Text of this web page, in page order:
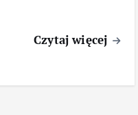
Czytaj więcej